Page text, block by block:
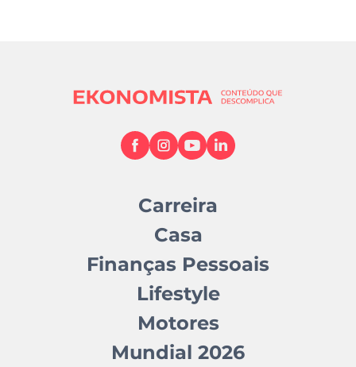
Carreira
Casa
Finanças Pessoais
Lifestyle
Motores
Mundial 2026